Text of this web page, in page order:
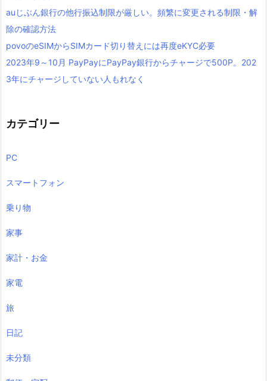
auじぶん銀行の他行振込制限が厳しい。頻繁に変更される制限・解
除の確認方法
povoのeSIMからSIMカード切り替えには再度eKYC必要
2023年9～10月 PayPayにPayPay銀行からチャージで500P。202
3年にチャージしていない人もれなく
カテゴリー
PC
スマートフォン
乗り物
家事
家計・お金
家電
旅
日記
未分類